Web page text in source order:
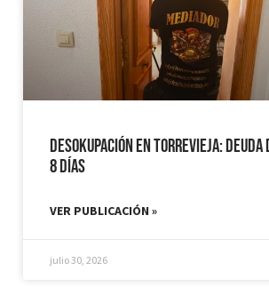
Desokupación en Torrevieja: Deuda
8 días
VER PUBLICACIÓN »
julio 30, 2026